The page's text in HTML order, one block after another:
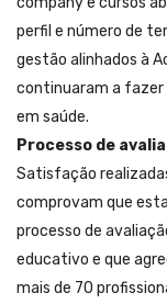
perfil e número de
gestão alinhados à
continuaram a fazer
em saúde.
Processo de
Satisfação
comprovam que
processo de
educativo e que
mais de 70